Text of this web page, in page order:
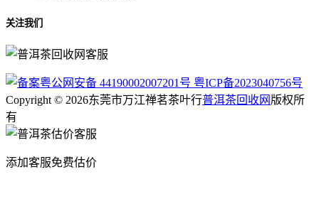
关注我们
粤公网安备 44190002007201号 粤ICP备2023040756号
Copyright © 2026东莞市万江禅茗茶叶行普洱茶回收网 版权所
有
添加客服免费估价